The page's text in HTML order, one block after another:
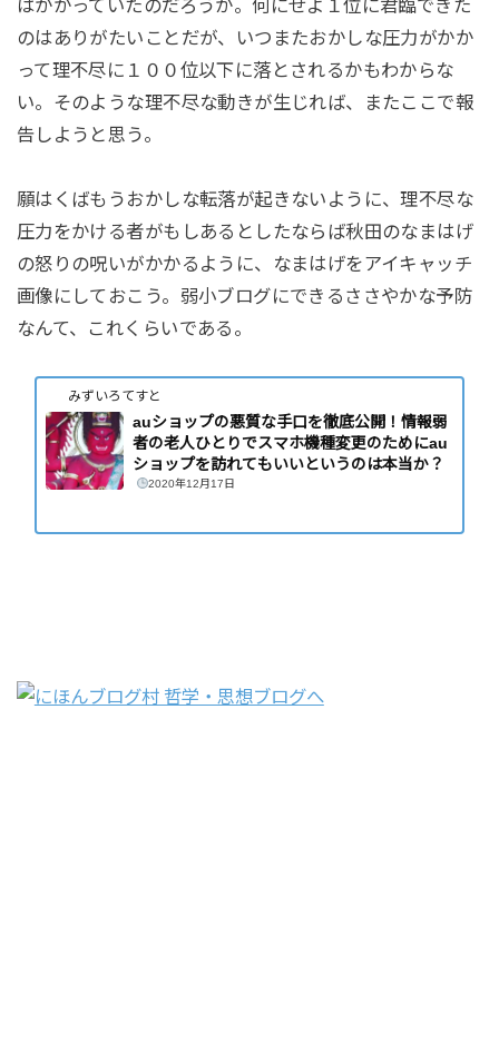
はかかっていたのだろうか。何にせよ１位に君臨できた
のはありがたいことだが、いつまたおかしな圧力がかか
って理不尽に１００位以下に落とされるかもわからな
い。そのような理不尽な動きが生じれば、またここで報
告しようと思う。
願はくばもうおかしな転落が起きないように、理不尽な
圧力をかける者がもしあるとしたならば秋田のなまはげ
の怒りの呪いがかかるように、なまはげをアイキャッチ
画像にしておこう。弱小ブログにできるささやかな予防
なんて、これくらいである。
みずいろてすと
auショップの悪質な手口を徹底公開！情報弱
者の老人ひとりでスマホ機種変更のためにau
ショップを訪れてもいいというのは本当か？
2020年12月17日